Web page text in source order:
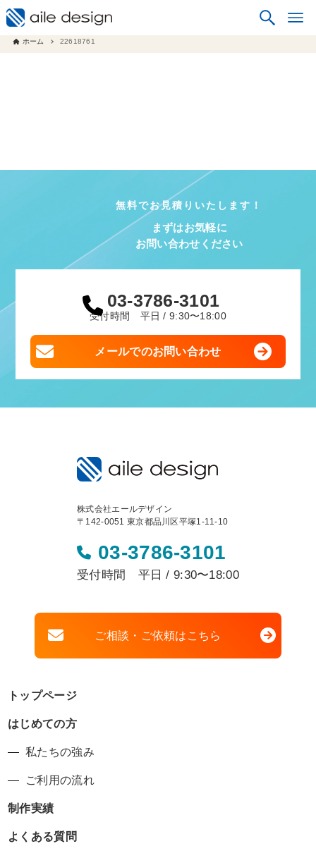
ホーム 22618761
無料でお見積りいたします！
まずはお気軽に
お問い合わせください
03-3786-3101
受付時間 平日 / 9:30〜18:00
メールでのお問い合わせ
株式会社エールデザイン
〒142-0051 東京都品川区平塚1-11-10
03-3786-3101
受付時間 平日 / 9:30〜18:00
ご相談・ご依頼はこちら
トップページ
はじめての方
私たちの強み
ご利用の流れ
制作実績
よくある質問